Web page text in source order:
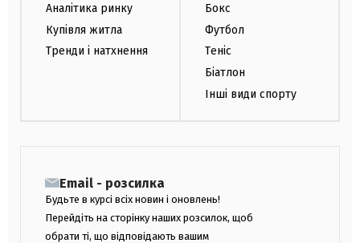
Аналітика ринку
Купівля житла
Тренди і натхнення
Бокс
Футбол
Теніс
Біатлон
Інші види спорту
Email - розсилка
Будьте в курсі всіх новин і оновлень!
Перейдіть на сторінку наших розсилок, щоб
обрати ті, що відповідають вашим